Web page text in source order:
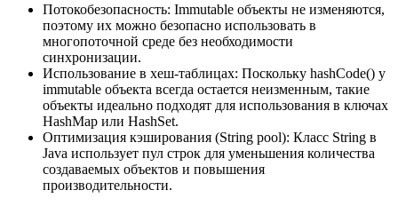
Потокобезопасность: Immutable объекты не изменяются,
поэтому их можно безопасно использовать в
многопоточной среде без необходимости
синхронизации.
Использование в хеш-таблицах: Поскольку hashCode() у
immutable объекта всегда остается неизменным, такие
объекты идеально подходят для использования в ключах
HashMap или HashSet.
Оптимизация кэширования (String pool): Класс String в
Java использует пул строк для уменьшения количества
создаваемых объектов и повышения
производительности.